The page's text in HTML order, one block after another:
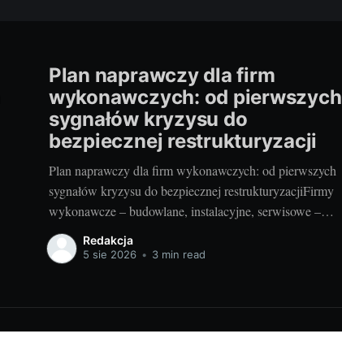
Plan naprawczy dla firm
wykonawczych: od pierwszych
sygnałów kryzysu do
bezpiecznej restrukturyzacji
Plan naprawczy dla firm wykonawczych: od pierwszych
sygnałów kryzysu do bezpiecznej restrukturyzacjiFirmy
wykonawcze – budowlane, instalacyjne, serwisowe –
pracują na niskich marżach, długich cyklach
produkcyjnych i wysokich zaliczkach. Wystarczy kilka
kruszyć. Poniżej przedstawiam praktyczny przewodnik:
jak w porę rozpoznać symptomy,
Redakcja
5 sie 2026 • 3 min read